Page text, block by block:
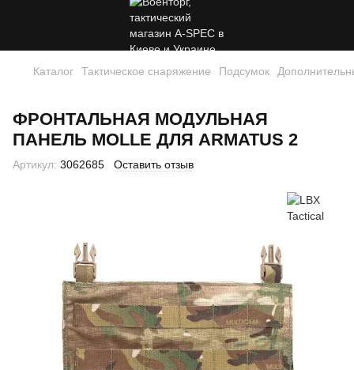
Каталог Тактическое снаряжение Подсумок
ФРОНТАЛЬНАЯ МОДУЛЬНАЯ
ПАНЕЛЬ MOLLE ДЛЯ ARMATUS 2
Артикул: 3062685 Оставить отзыв